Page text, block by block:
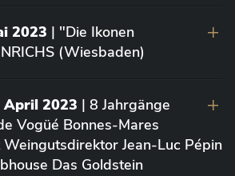
2023 | "Die Ikonen
(Wiesbaden)
April 2023 | 8 Jahrgänge
Vogüé Bonnes-Mares
Jean-Luc Pépin
Das Goldstein